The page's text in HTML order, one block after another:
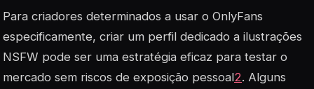
Para criadores determinados a usar o OnlyFans
especificamente, criar um perfil dedicado a ilustrações
NSFW pode ser uma estratégia eficaz para testar o
mercado sem riscos de exposição pessoal2. Alguns